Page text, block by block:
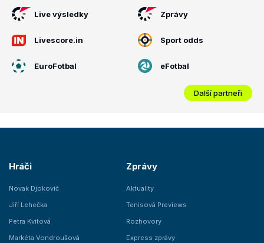
Live výsledky Zprávy
Livescore.in Sport odds
EuroFotbal eFotbal
Další partneři
Hráči
Novak Djokovič
Jiří Lehečka
Petra Kvitová
Markéta Vondroušová
Zprávy
Aktuality
Tenisová Previews
Rozhovory
Express zprávy